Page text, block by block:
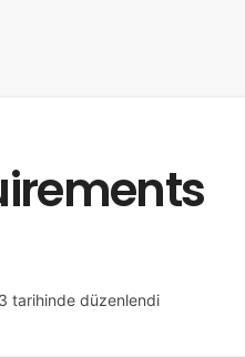
tarihinde düzenlendi